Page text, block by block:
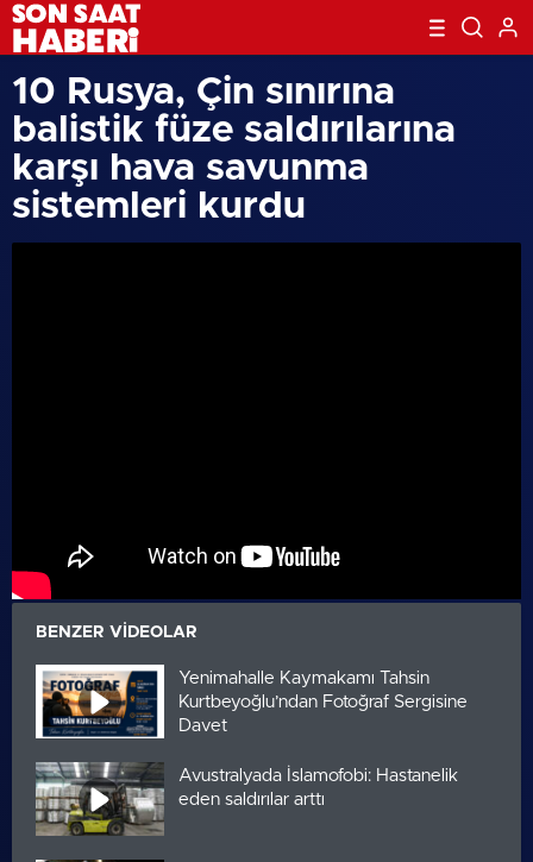
10 Rusya, Çin sınırına
balistik füze saldırılarına
karşı hava savunma
sistemleri kurdu
BENZER VIDEOLAR
Yenimahalle Kaymakamı Tahsin
Kurtbeyoğlu’ndan Fotoğraf Sergisine
Davet
Avustralyada İslamofobi: Hastanelik
eden saldırılar arttı